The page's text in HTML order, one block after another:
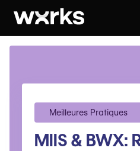
Meilleures Pratiques
MIIS & BWX: